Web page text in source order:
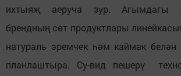
ихтыяҗ аеруча зур. Агымдагы
брендның сөт продуктлары
натураль эремчек һәм каймак
планлаштыра. Су-вид пешерү